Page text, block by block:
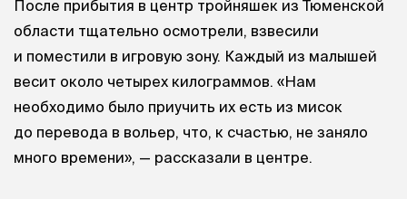
После прибытия в центр тройняшек из Тюменской
области тщательно осмотрели, взвесили
и поместили в игровую зону. Каждый из малышей
весит около четырех килограммов. «Нам
необходимо было приучить их есть из мисок
до перевода в вольер, что, к счастью, не заняло
много времени», — рассказали в центре.